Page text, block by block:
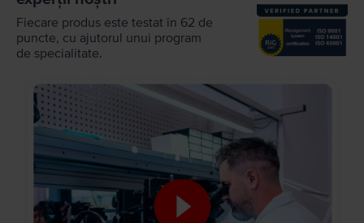
Fiecare produs este testat în 62 de
puncte, cu ajutorul unui program
de specialitate.